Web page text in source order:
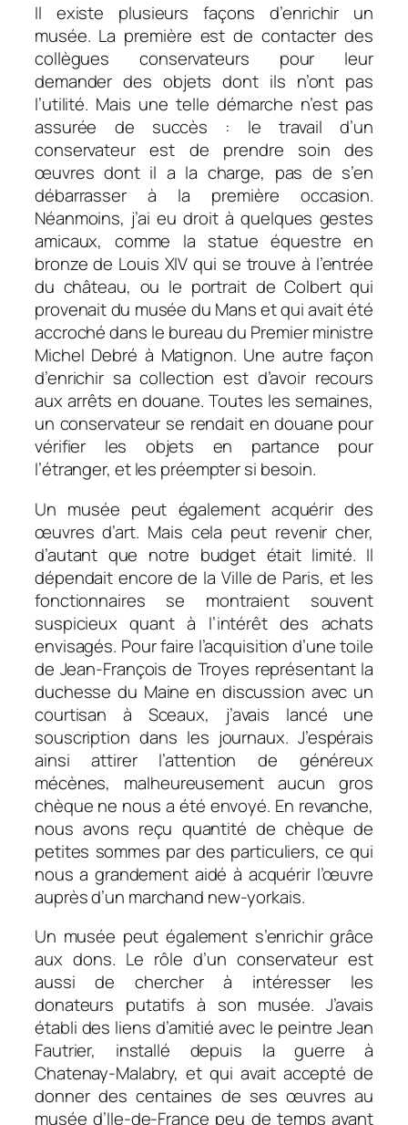
Il existe plusieurs façons d’enrichir un
musée. La première est de contacter des
collègues conservateurs pour leur
demander des objets dont ils n’ont pas
l’utilité. Mais une telle démarche n’est pas
assurée de succès : le travail d’un
conservateur est de prendre soin des
œuvres dont il a la charge, pas de s’en
débarrasser à la première occasion.
Néanmoins, j’ai eu droit à quelques gestes
amicaux, comme la statue équestre en
bronze de Louis XIV qui se trouve à l’entrée
du château, ou le portrait de Colbert qui
provenait du musée du Mans et qui avait été
accroché dans le bureau du Premier ministre
Michel Debré à Matignon. Une autre façon
d’enrichir sa collection est d’avoir recours
aux arrêts en douane. Toutes les semaines,
un conservateur se rendait en douane pour
vérifier les objets en partance pour
l’étranger, et les préempter si besoin.
Un musée peut également acquérir des
œuvres d’art. Mais cela peut revenir cher,
d’autant que notre budget était limité. Il
dépendait encore de la Ville de Paris, et les
fonctionnaires se montraient souvent
suspicieux quant à l’intérêt des achats
envisagés. Pour faire l’acquisition d’une toile
de Jean-François de Troyes représentant la
duchesse du Maine en discussion avec un
courtisan à Sceaux, j’avais lancé une
souscription dans les journaux. J’espérais
ainsi attirer l’attention de généreux
mécènes, malheureusement aucun gros
chèque ne nous a été envoyé. En revanche,
nous avons reçu quantité de chèque de
petites sommes par des particuliers, ce qui
nous a grandement aidé à acquérir l’œuvre
auprès d’un marchand new-yorkais.
Un musée peut également s’enrichir grâce
aux dons. Le rôle d’un conservateur est
aussi de chercher à intéresser les
donateurs putatifs à son musée. J’avais
établi des liens d’amitié avec le peintre Jean
Fautrier, installé depuis la guerre à
Chatenay-Malabry, et qui avait accepté de
donner des centaines de ses œuvres au
musée d’Ile-de-France peu de temps avant